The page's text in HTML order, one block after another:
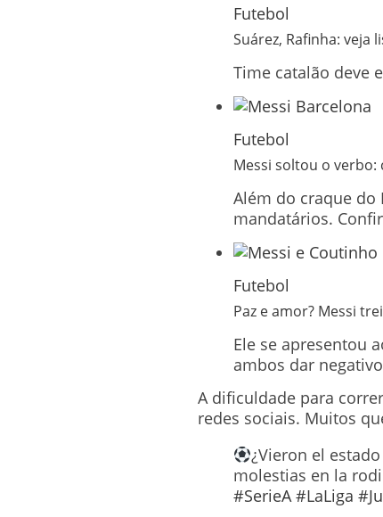
Futebol
Suárez, Rafinha: veja
Time catalão deve
Futebol
Messi soltou o
Além do craque do
mandatários.
Futebol
Paz e amor? Messi
Ele se apresentou
ambos dar
A dificuldade para
redes sociais. Muitos
¿Vieron el
molestias en la
#SerieA #LaLiga